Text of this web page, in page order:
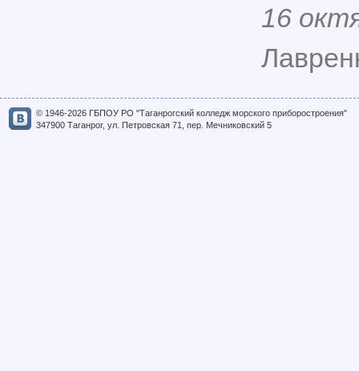
16
© 1946-2026 ГБПОУ РО "Таганрогский колледж морского приборостроения"
347900 Таганрог, ул. Петровская 71, пер. Мечниковский 5